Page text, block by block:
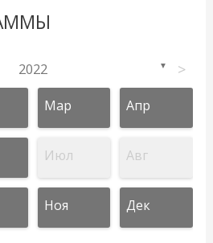
2022 ▼ >
Мар Апр
Июл Авг
Ноя Дек